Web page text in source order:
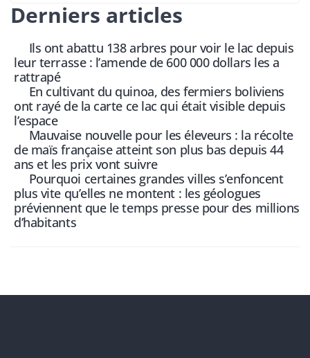
Derniers articles
Ils ont abattu 138 arbres pour voir le lac depuis
leur terrasse : l’amende de 600 000 dollars les a
rattrapé
En cultivant du quinoa, des fermiers boliviens
ont rayé de la carte ce lac qui était visible depuis
l’espace
Mauvaise nouvelle pour les éleveurs : la récolte
de maïs française atteint son plus bas depuis 44
ans et les prix vont suivre
Pourquoi certaines grandes villes s’enfoncent
plus vite qu’elles ne montent : les géologues
préviennent que le temps presse pour des millions
d’habitants